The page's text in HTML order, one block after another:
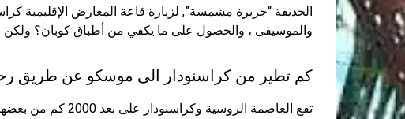
الحديقة “جزيرة مشمسة”, لزيارة قاعة المعارض الإقليمية
والموسيقى ، والحصول على ما يكفي من أطباق كوبان؟
كم تطير من كراسنودار الى موسكو عن طريق
تقع العاصمة